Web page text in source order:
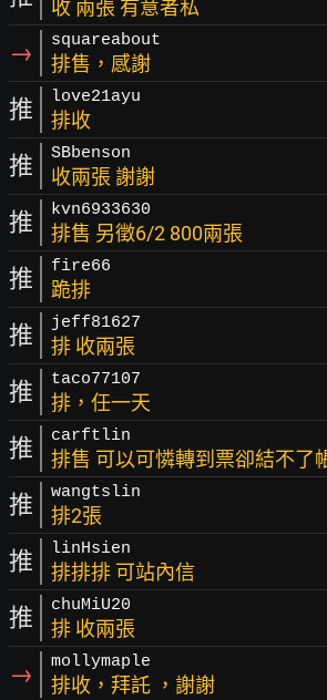
收 兩張 有意者私
→ squareabout
排售，感謝
推 love21ayu
排收
推 SBbenson
收兩張 謝謝
推 kvn6933630
排售 另徵6/2 800兩張
推 fire66
跪排
推 jeff81627
排 收兩張
推 taco77107
排，任一天
推 carftlin
排售 可以可憐轉到票卻結不了
推 wangtslin
排2張
推 linHsien
排排排 可站內信
推 chuMiU20
排 收兩張
→ mollymaple
排收，拜託 ，謝謝